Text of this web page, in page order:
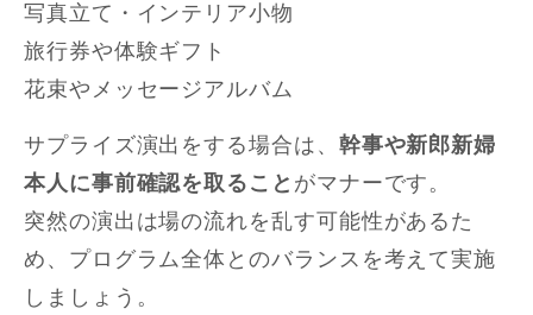
写真立て・インテリア小物
旅行券や体験ギフト
花束やメッセージアルバム
サプライズ演出をする場合は、 幹事や新郎新婦
本人に事前確認を取ること がマナーです。
突然の演出は場の流れを乱す可能性があるた
め、プログラム全体とのバランスを考えて実施
しましょう。